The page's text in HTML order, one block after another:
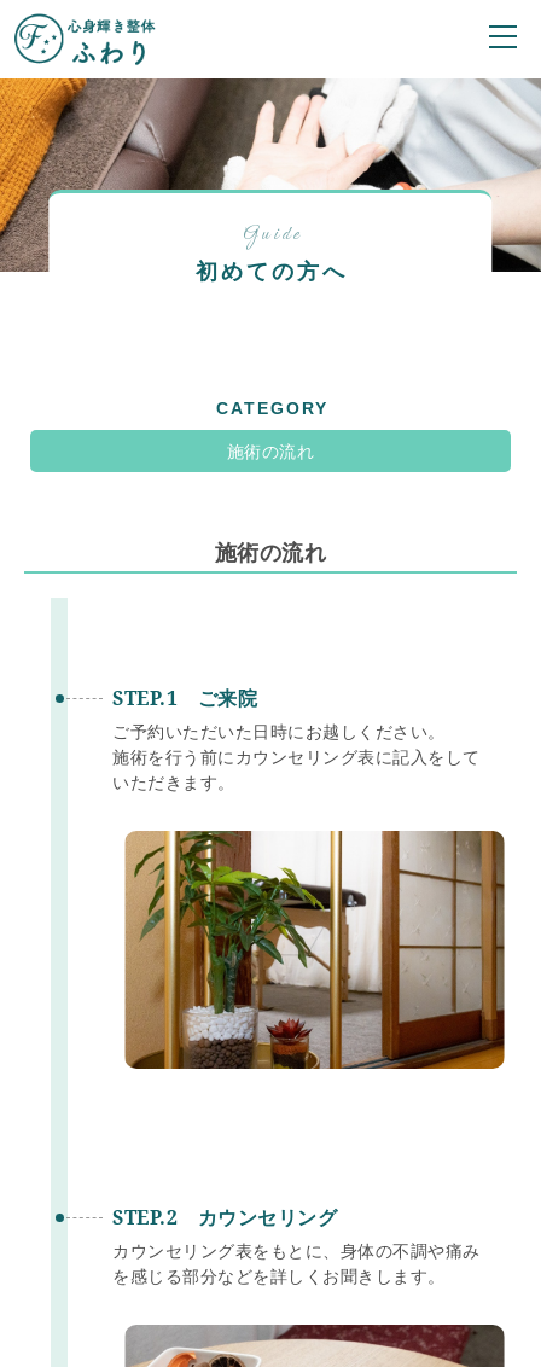
Guide
初めての方へ
CATEGORY
施術の流れ
施術の流れ
STEP.1 ご来院
ご予約いただいた日時にお越しください。
施術を行う前にカウンセリング表に記入をして
いただきます。
STEP.2 カウンセリング
カウンセリング表をもとに、身体の不調や痛み
を感じる部分などを詳しくお聞きします。